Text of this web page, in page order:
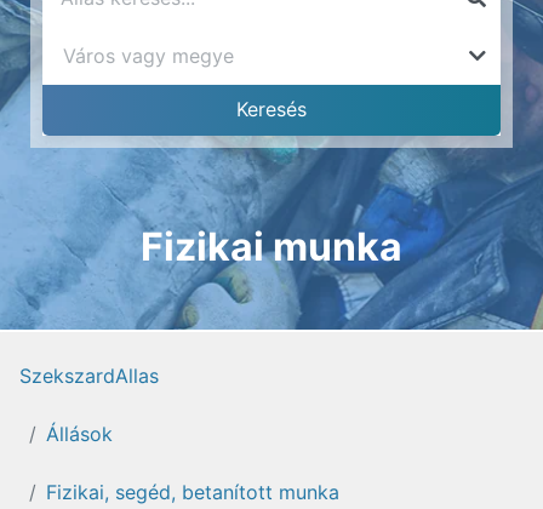
Fizikai munka
SzekszardAllas
Állások
Fizikai, segéd, betanított munka